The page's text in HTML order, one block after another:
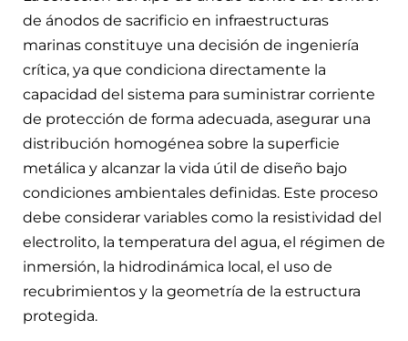
de ánodos de sacrificio en infraestructuras
marinas constituye una decisión de ingeniería
crítica, ya que condiciona directamente la
capacidad del sistema para suministrar corriente
de protección de forma adecuada, asegurar una
distribución homogénea sobre la superficie
metálica y alcanzar la vida útil de diseño bajo
condiciones ambientales definidas. Este proceso
debe considerar variables como la resistividad del
electrolito, la temperatura del agua, el régimen de
inmersión, la hidrodinámica local, el uso de
recubrimientos y la geometría de la estructura
protegida.